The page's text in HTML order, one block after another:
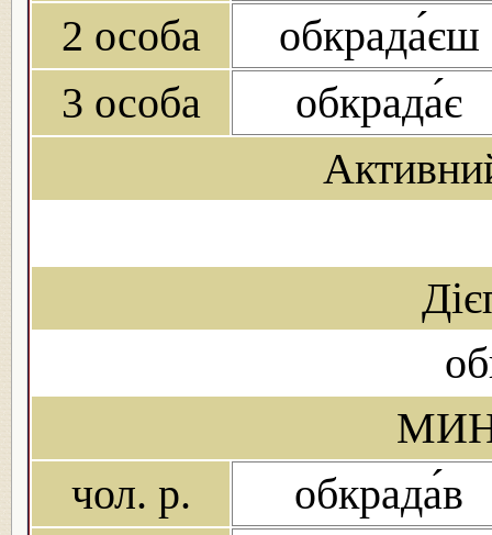
2 особа
обкрада́єш
3 особа
обкрада́є
чол. р.
обкрада́в